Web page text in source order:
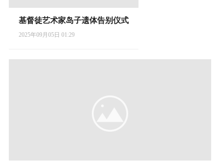
基督徒艺术家岛子遗体告别仪式
2025年09月05日 01:29